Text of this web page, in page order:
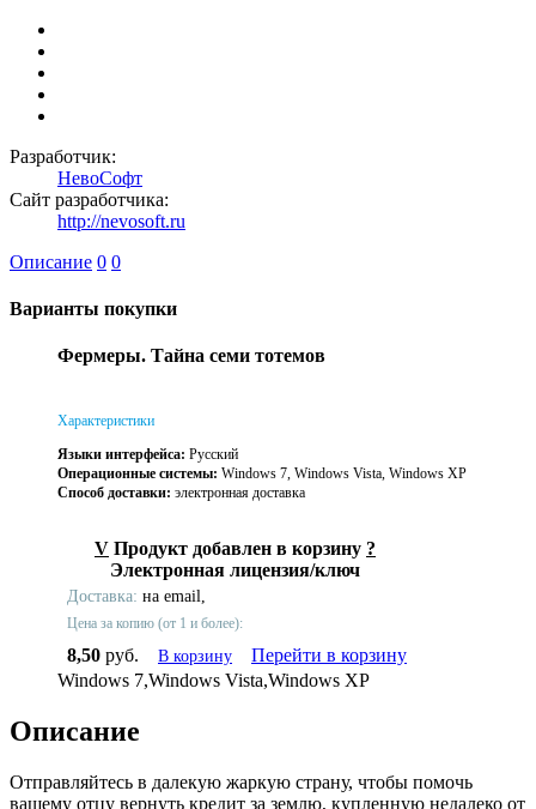
Разработчик:
НевоСофт
Сайт разработчика:
http://nevosoft.ru
Описание 0 0
Варианты покупки
Фермеры. Тайна семи тотемов
Характеристики
Языки интерфейса: Русский
Операционные системы: Windows 7, Windows Vista, Windows XP
Способ доставки: электронная доставка
V Продукт добавлен в корзину ?
Электронная лицензия/ключ
Доставка: на email,
Цена за копию (от 1 и более):
8,50 руб. В корзину
Перейти в корзину
Windows 7,Windows Vista,Windows XP
Описание
Отправляйтесь в далекую жаркую страну, чтобы помочь
вашему отцу вернуть кредит за землю, купленную недалеко от